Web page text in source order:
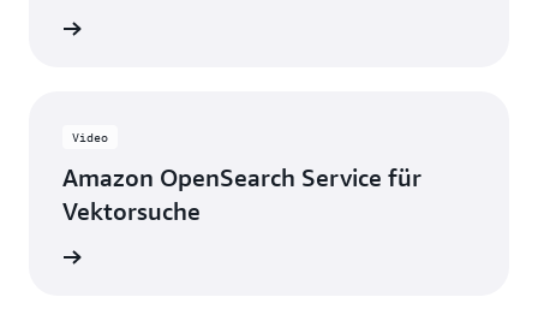
Video
Amazon OpenSearch Service für
Vektorsuche